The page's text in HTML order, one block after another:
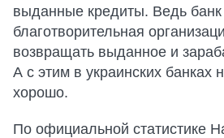
выданные кредиты. Ведь
благотворительная
возвращать выданное и
А с этим в украинских банках
хорошо.
По официальной статистике